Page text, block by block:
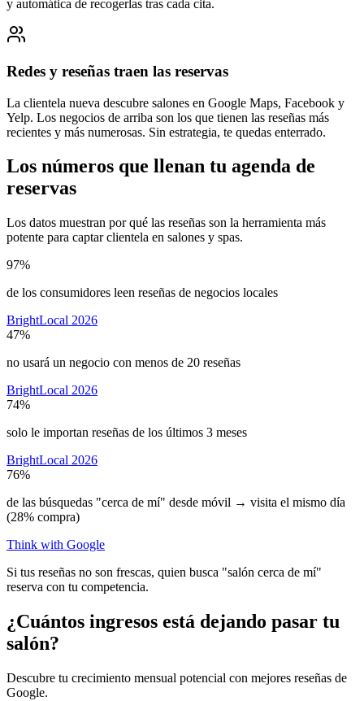
y automática de recogerlas tras cada cita.
Redes y reseñas traen las reservas
La clientela nueva descubre salones en Google Maps, Facebook y
Yelp. Los negocios de arriba son los que tienen las reseñas más
recientes y más numerosas. Sin estrategia, te quedas enterrado.
Los números que llenan tu agenda de
reservas
Los datos muestran por qué las reseñas son la herramienta más
potente para captar clientela en salones y spas.
97%
de los consumidores leen reseñas de negocios locales
BrightLocal 2026
47%
no usará un negocio con menos de 20 reseñas
BrightLocal 2026
74%
solo le importan reseñas de los últimos 3 meses
BrightLocal 2026
76%
de las búsquedas "cerca de mí" desde móvil → visita el mismo día
(28% compra)
Think with Google
Si tus reseñas no son frescas, quien busca "salón cerca de mí"
reserva con tu competencia.
¿Cuántos ingresos está dejando pasar tu
salón?
Descubre tu crecimiento mensual potencial con mejores reseñas de
Google.